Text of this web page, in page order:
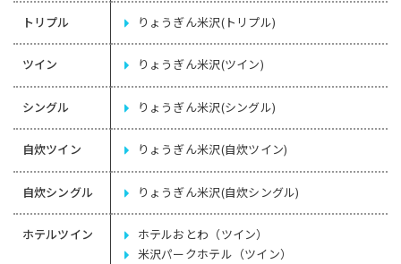
トリプル りょうぎん米沢(トリプル)
ツイン りょうぎん米沢(ツイン)
シングル りょうぎん米沢(シングル)
自炊ツイン りょうぎん米沢(自炊ツイン)
自炊シングル りょうぎん米沢(自炊シングル)
ホテルツイン
ホテルおとわ（ツイン）
米沢パークホテル（ツイン）